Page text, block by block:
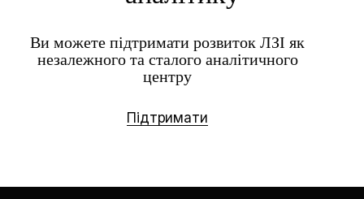
Ви можете підтримати розвиток ЛЗІ як
незалежного та сталого аналітичного
центру
Підтримати